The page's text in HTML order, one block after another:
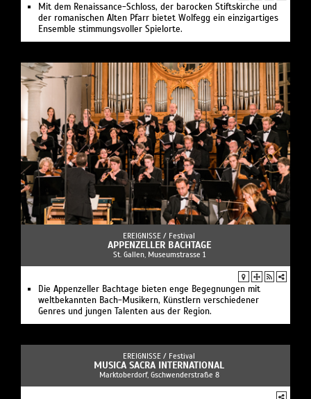
Mit dem Renaissance-Schloss, der barocken Stiftskirche und
der romanischen Alten Pfarr bietet Wolfegg ein einzigartiges
Ensemble stimmungsvoller Spielorte.
EREIGNISSE / Festival
APPENZELLER BACHTAGE
St. Gallen, Museumstrasse 1
Die Appenzeller Bachtage bieten enge Begegnungen mit
weltbekannten Bach-Musikern, Künstlern verschiedener
Genres und jungen Talenten aus der Region.
EREIGNISSE / Festival
MUSICA SACRA INTERNATIONAL
Marktoberdorf, Gschwenderstraße 8